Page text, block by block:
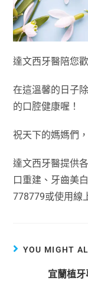
達文西牙醫陪您
在這溫馨的日子
的口腔健康喔！
祝天下的媽媽們
達文西牙醫提供
口重建、牙齒美
778779或使用線
YOU MIGHT
宜蘭植